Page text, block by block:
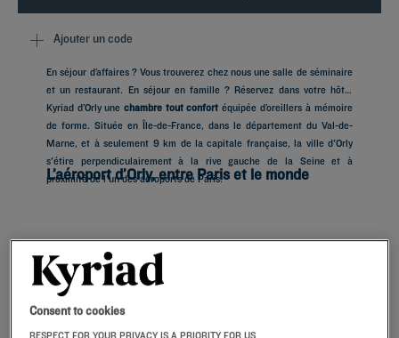
Ajouter un code
En séjour d’affaires ? Vous trouverez chez nous une salle de séminaire
et un restaurant. En séjour en famille ? Réservez dans votre hôtel
Kyriad d’Orly une chambre tout confort équipée d’oreillers à mémoire
de forme. Située en Île-de-France, dans le département du Val-de-
Marne, et à seulement 9 km de la capitale française, la ville d'Orly
s'étire perpendiculairement à la rive gauche de la Seine et à
proximité de l'un des aéroports de Paris.
L’aéroport d’Orly, entre Paris et le monde
Au sud de la capitale, l’aéroport de Paris-Orly est l’un des principaux
points d’entrée en France pour les voyageurs venus du monde entier.
Moins étendu et souvent plus
Gaulle, il séduit par sa proximité avec la capitale, la
Lire la suite
Consent to cookies